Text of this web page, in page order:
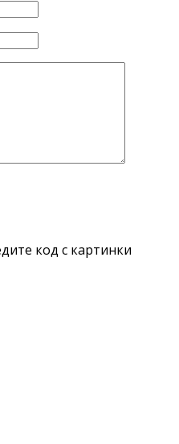
код с картинки